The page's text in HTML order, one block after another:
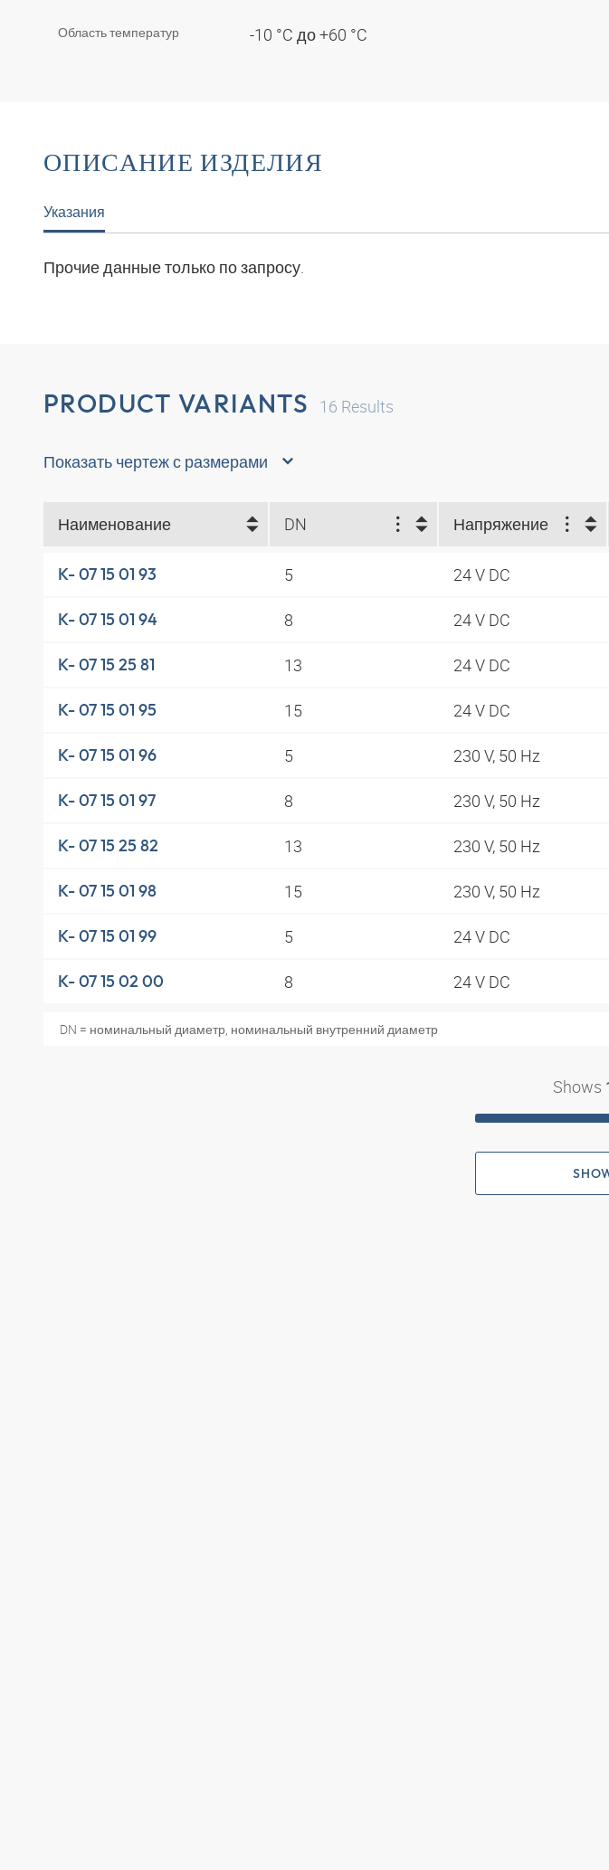
Область температур -10 °C до +60 °C
ОПИСАНИЕ ИЗДЕЛИЯ
Указания
Прочие данные только по запросу.
PRODUCT VARIANTS 16 Results
Показать чертеж с размерами
Наименование DN Напряжение
K- 07 15 01 93 5 24 V DC
K- 07 15 01 94 8 24 V DC
K- 07 15 25 81 13 24 V DC
K- 07 15 01 95 15 24 V DC
K- 07 15 01 96 5 230 V, 50 Hz
K- 07 15 01 97 8 230 V, 50 Hz
K- 07 15 25 82 13 230 V, 50 Hz
K- 07 15 01 98 15 230 V, 50 Hz
K- 07 15 01 99 5 24 V DC
K- 07 15 02 00 8 24 V DC
DN = номинальный диаметр, номинальный внутренний диаметр
Shows